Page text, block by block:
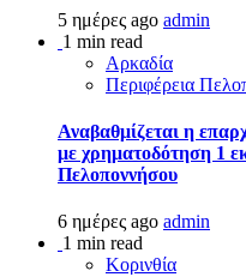
5 ημέρες ago admin
1 min read
Αρκαδία
Περιφέρεια
Αναβαθμίζεται η
με χρηματοδότηση 1
Πελοποννήσου
6 ημέρες ago admin
1 min read
Κορινθία